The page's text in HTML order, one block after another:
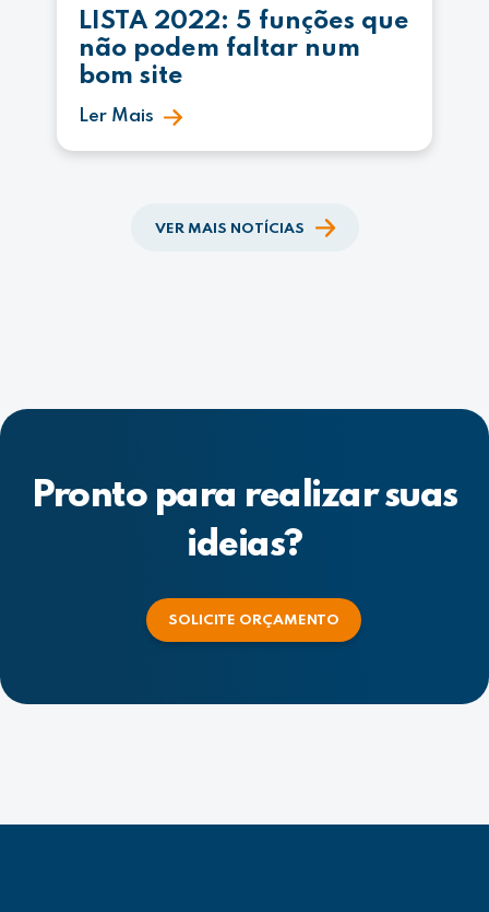
LISTA 2022: 5 funções que
não podem faltar num
bom site
Ler Mais
VER MAIS NOTÍCIAS
Pronto para realizar suas
ideias?
SOLICITE ORÇAMENTO